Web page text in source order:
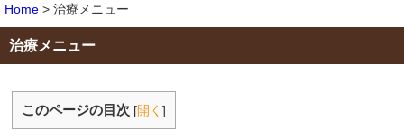
Home > 治療メニュー
治療メニュー
このページの目次 [開く]